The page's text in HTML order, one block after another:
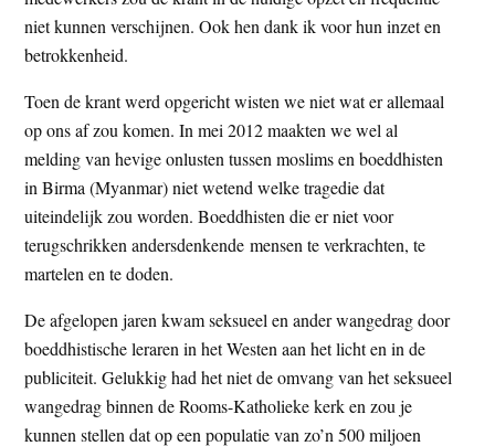
niet kunnen verschijnen. Ook hen dank ik voor hun inzet en
betrokkenheid.
Toen de krant werd opgericht wisten we niet wat er allemaal
op ons af zou komen. In mei 2012 maakten we wel al
melding van hevige onlusten tussen moslims en boeddhisten
in Birma (Myanmar) niet wetend welke tragedie dat
uiteindelijk zou worden. Boeddhisten die er niet voor
terugschrikken andersdenkende mensen te verkrachten, te
martelen en te doden.
De afgelopen jaren kwam seksueel en ander wangedrag door
boeddhistische leraren in het Westen aan het licht en in de
publiciteit. Gelukkig had het niet de omvang van het seksueel
wangedrag binnen de Rooms-Katholieke kerk en zou je
kunnen stellen dat op een populatie van zo’n 500 miljoen